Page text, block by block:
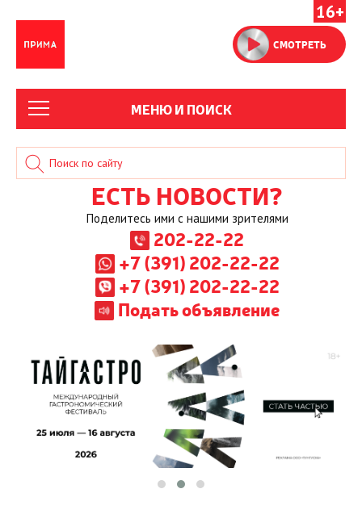
16+
СМОТРЕТЬ
МЕНЮ И ПОИСК
ЕСТЬ НОВОСТИ?
Поделитесь ими с нашими зрителями
202-22-22
+7 (391) 202-22-22
+7 (391) 202-22-22
Подать объявление